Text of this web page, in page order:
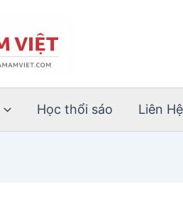
Học thổi sáo Liên Hệ